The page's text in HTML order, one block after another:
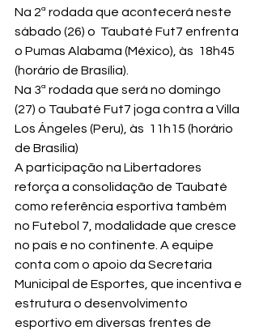
Na 2ª rodada que acontecerá neste
sábado (26) o  Taubaté Fut7 enfrenta
o Pumas Alabama (México), às  18h45
(horário de Brasília).
Na 3ª rodada que será no domingo
(27) o Taubaté Fut7 joga contra a Villa
Los Ángeles (Peru), às  11h15 (horário
de Brasília)
A participação na Libertadores
reforça a consolidação de Taubaté
como referência esportiva também
no Futebol 7, modalidade que cresce
no país e no continente. A equipe
conta com o apoio da Secretaria
Municipal de Esportes, que incentiva e
estrutura o desenvolvimento
esportivo em diversas frentes de